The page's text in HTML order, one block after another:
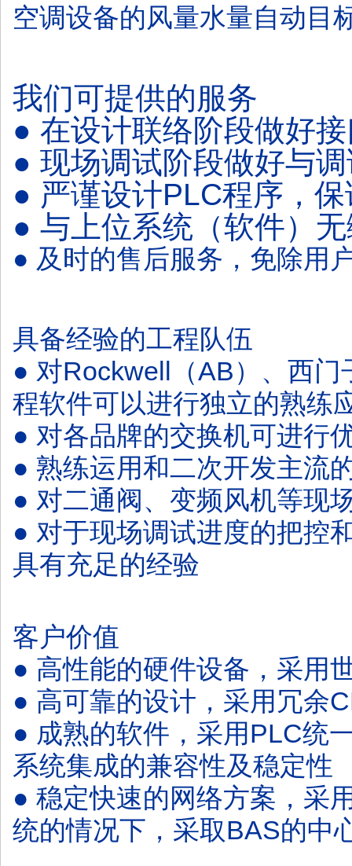
空调设备的风量水量自动目
我们可提供的服务
● 在设计联络阶段做好
● 现场调试阶段做好与
● 严谨设计PLC程序，
● 与上位系统（软件）
● 及时的售后服务，免除用
具备经验的工程队伍
● 对Rockwell（AB）、西
程软件可以进行独立的熟练
● 对各品牌的交换机可进行
● 熟练运用和二次开发主流
● 对二通阀、变频风机等现
● 对于现场调试进度的把控
具有充足的经验
客户价值
● 高性能的硬件设备，采用
● 高可靠的设计，采用冗余
● 成熟的软件，采用PLC统
系统集成的兼容性及稳定性
● 稳定快速的网络方案，采
统的情况下，采取BAS的中